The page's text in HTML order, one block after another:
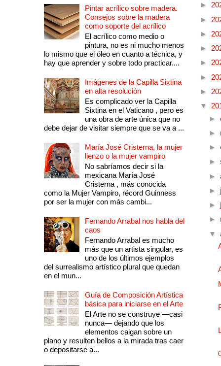
Pintar acrílico sobre madera.
Consejos sobre la madera
como soporte del acrílico
El acrílico como medio o
pintura, no es ni mucho menos
lo mismo que el óleo en cuanto a técnica, y
hay que aprender y sobre todo practicar....
Imágenes de la Capilla Sixtina
en alta resolución
Es complicado ver la Capilla
Sixtina en el Vaticano , pero es
una obra de arte única que no
debe dejar de visitar siempre que se va a ...
María José Cristerna, la mujer
lienzo o la mujer vampiro
No sabríamos decir si la
mexicana María José
Cristerna , más conocida
como la Mujer Vampiro, récord Guinness
por ser la mujer con más cambi...
Fernando Arrabal nos habla del
caos
Fernando Arrabal es mucho
más que un artista singular, es
uno de los últimos ejemplos
del surrealismo artístico plural que quedan
en el mun...
Guía de Composición Artística
básica para iniciarse en el Arte
El Arte no se construye —casi
nunca— dejando que los
elementos caigan sobre un
plano y resulten bellos a la mirada tras caer
o depositarse a...
►
►
►
►
►
►
►
▼
►
►
►
►
►
►
►
►
▼